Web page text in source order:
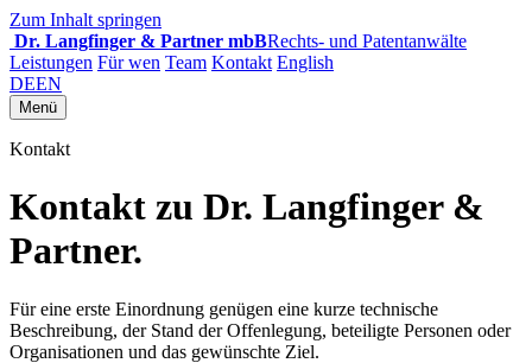
Zum Inhalt springen
Dr. Langfinger & Partner mbBRechts- und Patentanwälte
Leistungen Für wen Team Kontakt English
DEEN
Menü
Kontakt
Kontakt zu Dr. Langfinger &
Partner.
Für eine erste Einordnung genügen eine kurze technische
Beschreibung, der Stand der Offenlegung, beteiligte Personen oder
Organisationen und das gewünschte Ziel.